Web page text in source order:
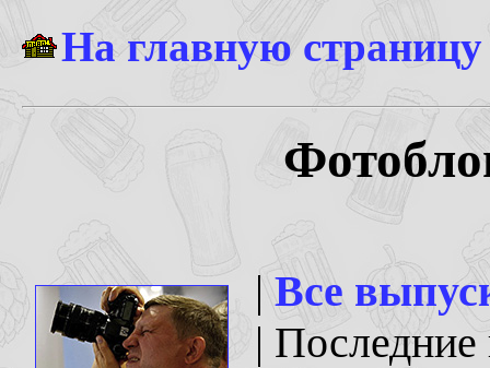
На главную
|Все
|